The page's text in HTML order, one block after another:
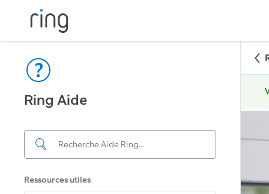
Ring Aide
Ressources utiles